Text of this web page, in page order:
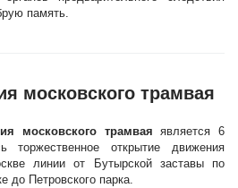
память.
московского трамвая
московского трамвая является 6
торжественное открытие движения
линии от Бутырской заставы по
до Петровского парка.